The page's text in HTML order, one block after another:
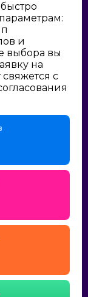
и
выбора вы
на
с